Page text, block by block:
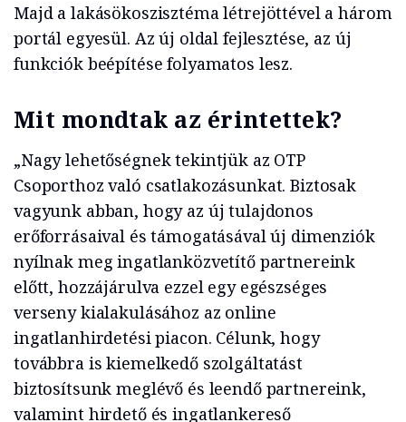
Majd a lakásökoszisztéma létrejöttével a három
portál egyesül. Az új oldal fejlesztése, az új
funkciók beépítése folyamatos lesz.
Mit mondtak az érintettek?
„Nagy lehetőségnek tekintjük az OTP
Csoporthoz való csatlakozásunkat. Biztosak
vagyunk abban, hogy az új tulajdonos
erőforrásaival és támogatásával új dimenziók
nyílnak meg ingatlanközvetítő partnereink
előtt, hozzájárulva ezzel egy egészséges
verseny kialakulásához az online
ingatlanhirdetési piacon. Célunk, hogy
továbbra is kiemelkedő szolgáltatást
biztosítsunk meglévő és leendő partnereink,
valamint hirdető és ingatlankereső